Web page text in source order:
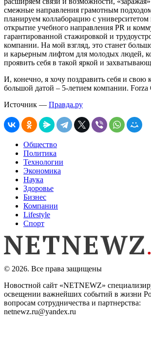
смежные направления грамотным
планируем коллаборацию с
открытие учебного направления PR и
гарантированной стажировкой и
компании. На мой взгляд, это станет
и карьерным лифтом для молодых людей,
проявить себя в такой яркой и
И, конечно, я хочу поздравить себя и свою
большой датой – 5-летием компании. Forza
Источник — Правда.ру
Общество
Политика
Технологии
Экономика
Наука
Здоровье
Бизнес
Компании
Lifestyle
Спорт
© 2026. Все права защищены
Новостной сайт «NETNEWZ»
освещении важнейших событий в жизни
вопросам сотрудничества и партнерства:
netnewz.ru@yandex.ru